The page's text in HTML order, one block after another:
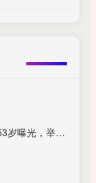
丰泰优配 吴越53岁曝光，举止疯癫马路狂奔，遭白眼没网上漂亮_凌玲_束缚_生活